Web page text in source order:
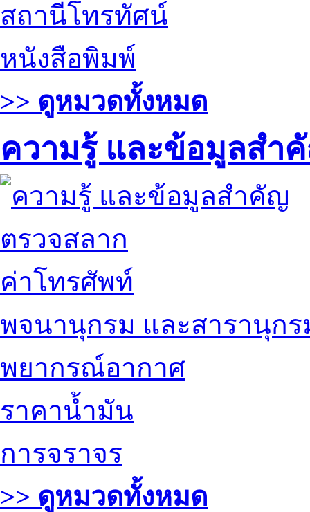
สถานีโทรทัศน์
หนังสือพิมพ์
>> ดูหมวดทั้งหมด
ความรู้ และข้อมูลสำ
ตรวจสลาก
ค่าโทรศัพท์
พจนานุกรม และสารานุกร
พยากรณ์อากาศ
ราคาน้ำมัน
การจราจร
>> ดูหมวดทั้งหมด